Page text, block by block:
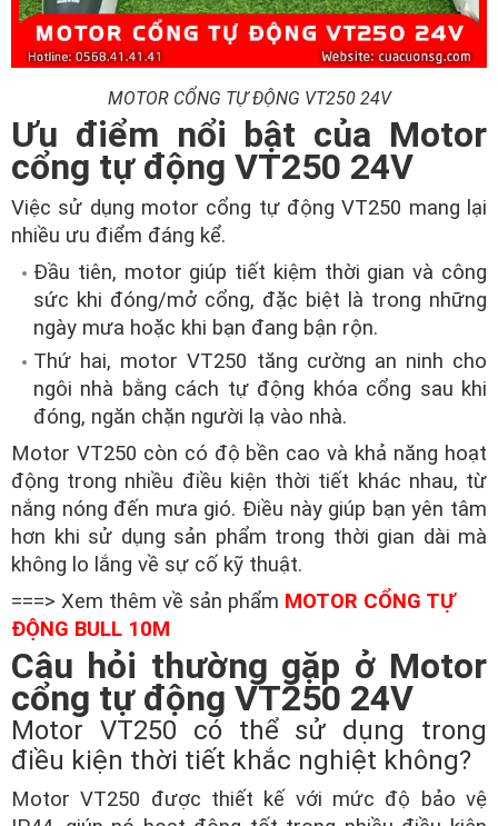
MOTOR CỔNG TỰ ĐỘNG VT250 24V
Ưu điểm nổi bật của Motor
cổng tự động VT250 24V
Việc sử dụng motor cổng tự động VT250 mang lại
nhiều ưu điểm đáng kể.
Đầu tiên, motor giúp tiết kiệm thời gian và công
sức khi đóng/mở cổng, đặc biệt là trong những
ngày mưa hoặc khi bạn đang bận rộn.
Thứ hai, motor VT250 tăng cường an ninh cho
ngôi nhà bằng cách tự động khóa cổng sau khi
đóng, ngăn chặn người lạ vào nhà.
Motor VT250 còn có độ bền cao và khả năng hoạt
động trong nhiều điều kiện thời tiết khác nhau, từ
nắng nóng đến mưa gió. Điều này giúp bạn yên tâm
hơn khi sử dụng sản phẩm trong thời gian dài mà
không lo lắng về sự cố kỹ thuật.
===> Xem thêm về sản phẩm MOTOR CỔNG TỰ
ĐỘNG BULL 10M
Câu hỏi thường gặp ở Motor
cổng tự động VT250 24V
Motor VT250 có thể sử dụng trong
điều kiện thời tiết khắc nghiệt không?
Motor VT250 được thiết kế với mức độ bảo vệ